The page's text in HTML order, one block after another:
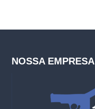
NOSSA EMPRESA